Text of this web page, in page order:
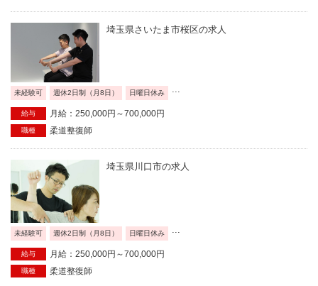
埼玉県さいたま市桜区の求人
未経験可 週休2日制（月8日） 日曜日休み
給与 月給：250,000円～700,000円
職種 柔道整復師
埼玉県川口市の求人
未経験可 週休2日制（月8日） 日曜日休み
給与 月給：250,000円～700,000円
職種 柔道整復師